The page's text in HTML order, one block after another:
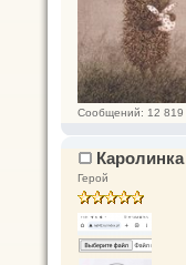
Сообщений: 12 819
Каролинка
Герой